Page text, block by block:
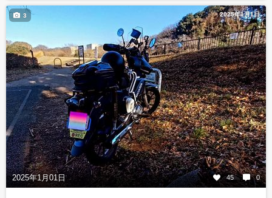
2025年1月1日
2025年1月01日 45 0
3